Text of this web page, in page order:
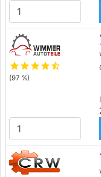
starstarstarstarstar_half
(97 %)